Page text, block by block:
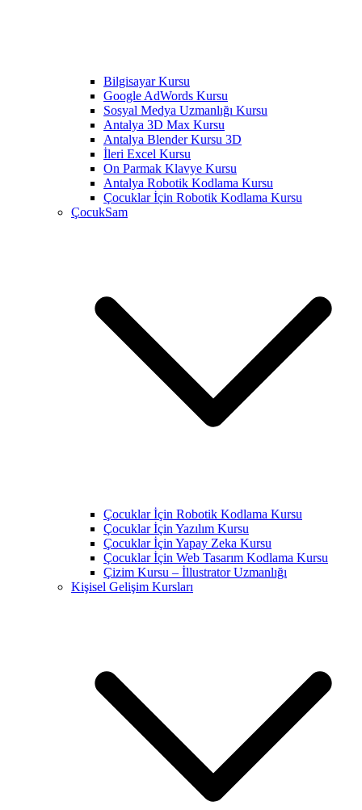
Bilgisayar Kursu
Google AdWords Kursu
Sosyal Medya Uzmanlığı Kursu
Antalya 3D Max Kursu
Antalya Blender Kursu 3D
İleri Excel Kursu
On Parmak Klavye Kursu
Antalya Robotik Kodlama Kursu
Çocuklar İçin Robotik Kodlama Kursu
ÇocukSam
Çocuklar İçin Robotik Kodlama Kursu
Çocuklar İçin Yazılım Kursu
Çocuklar İçin Yapay Zeka Kursu
Çocuklar İçin Web Tasarım Kodlama Kursu
Çizim Kursu – İllustrator Uzmanlığı
Kişisel Gelişim Kursları